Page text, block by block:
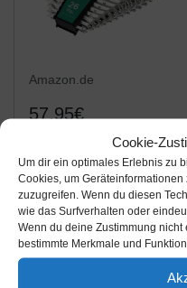
Cookie-
Um dir ein optimales Erlebnis zu
Cookies, um
zuzugreifen. Wenn du diesen
wie das Surfverhalten oder
Wenn du deine Zustimmung
bestimmte Merkmale und
Amazon.de
57,95€
Extra Grosses Ring-
Maulschlüssel Set
26tlg. 6-32mm von
WIESEMANN 1893 I
Schraubenschlüssel
Satz im Werkzeug
Amazon / Ebay
Produkt ansehen*